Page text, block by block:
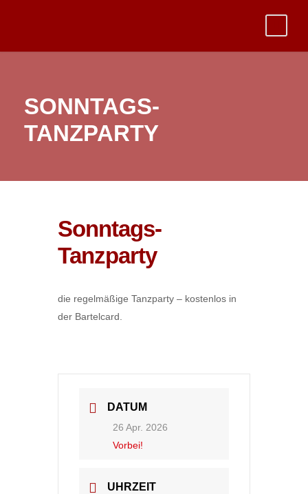
SONNTAGS-
TANZPARTY
Sonntags-
Tanzparty
die regelmäßige Tanzparty – kostenlos in
der Bartelcard.
DATUM
26 Apr. 2026
Vorbei!
UHRZEIT